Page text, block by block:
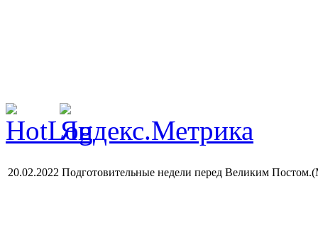
20.02.2022 Подготовительные недели перед Великим